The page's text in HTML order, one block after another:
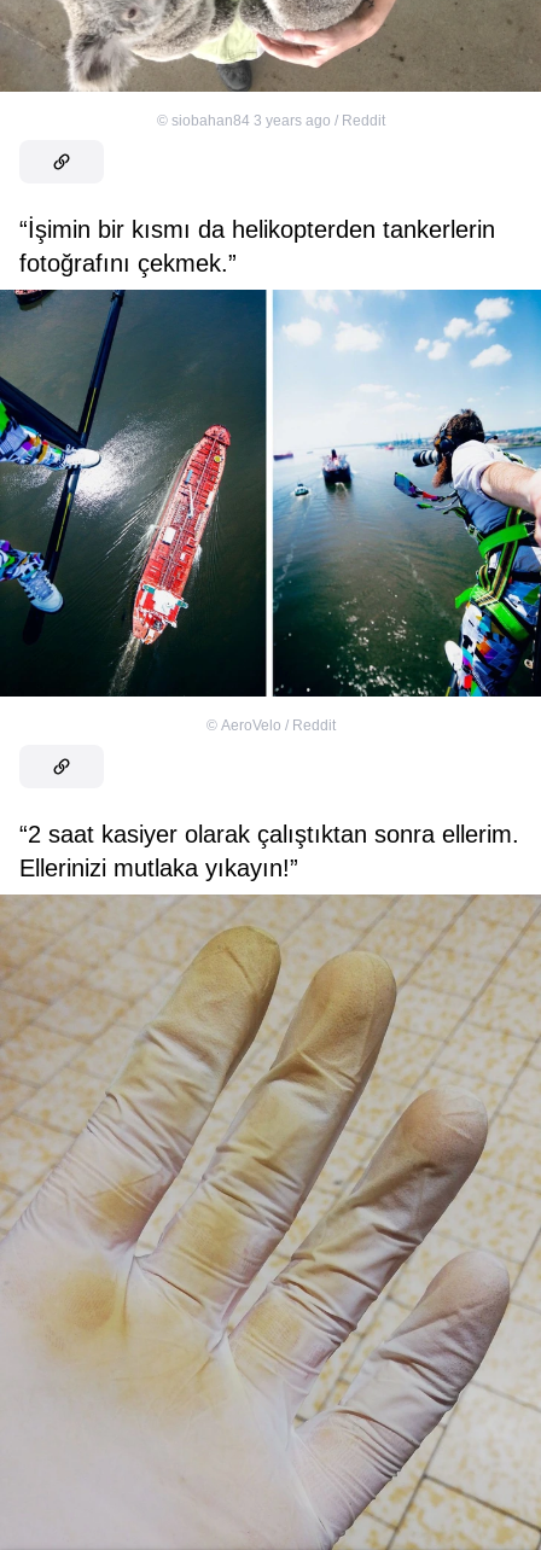
© siobahan84 3 years ago / Reddit
“İşimin bir kısmı da helikopterden tankerlerin
fotoğrafını çekmek.”
© AeroVelo / Reddit
“2 saat kasiyer olarak çalıştıktan sonra ellerim.
Ellerinizi mutlaka yıkayın!”